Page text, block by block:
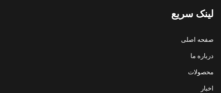
لینک سریع
صفحه اصلی
درباره ما
محصولات
اخبار